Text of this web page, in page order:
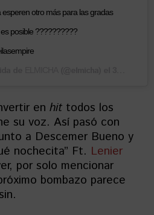
otro más para las gradas
posible ??????????
en hit todos los
su voz. Así pasó con
a Descemer Bueno y
nochecita” Ft. Lenier
por solo mencionar
bombazo parece